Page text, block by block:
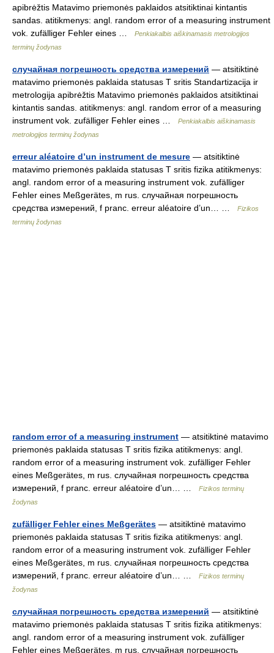
apibrėžtis Matavimo priemonės paklaidos atsitiktinai kintantis
sandas. atitikmenys: angl. random error of a measuring instrument
vok. zufälliger Fehler eines …
Penkiakalbis aiškinamasis metrologijos
terminų žodynas
случайная погрешность средства измерений — atsitiktinė
matavimo priemonės paklaida statusas T sritis Standartizacija ir
metrologija apibrėžtis Matavimo priemonės paklaidos atsitiktinai
kintantis sandas. atitikmenys: angl. random error of a measuring
instrument vok. zufälliger Fehler eines …
Penkiakalbis aiškinamasis
metrologijos terminų žodynas
erreur aléatoire d’un instrument de mesure — atsitiktinė
matavimo priemonės paklaida statusas T sritis fizika atitikmenys:
angl. random error of a measuring instrument vok. zufälliger
Fehler eines Meßgerätes, m rus. случайная погрешность
средства измерений, f pranc. erreur aléatoire d’un… …
Fizikos
terminų žodynas
random error of a measuring instrument — atsitiktinė matavimo
priemonės paklaida statusas T sritis fizika atitikmenys: angl.
random error of a measuring instrument vok. zufälliger Fehler
eines Meßgerätes, m rus. случайная погрешность средства
измерений, f pranc. erreur aléatoire d’un… …
Fizikos terminų
žodynas
zufälliger Fehler eines Meßgerätes — atsitiktinė matavimo
priemonės paklaida statusas T sritis fizika atitikmenys: angl.
random error of a measuring instrument vok. zufälliger Fehler
eines Meßgerätes, m rus. случайная погрешность средства
измерений, f pranc. erreur aléatoire d’un… …
Fizikos terminų
žodynas
случайная погрешность средства измерений — atsitiktinė
matavimo priemonės paklaida statusas T sritis fizika atitikmenys:
angl. random error of a measuring instrument vok. zufälliger
Fehler eines Meßgerätes, m rus. случайная погрешность